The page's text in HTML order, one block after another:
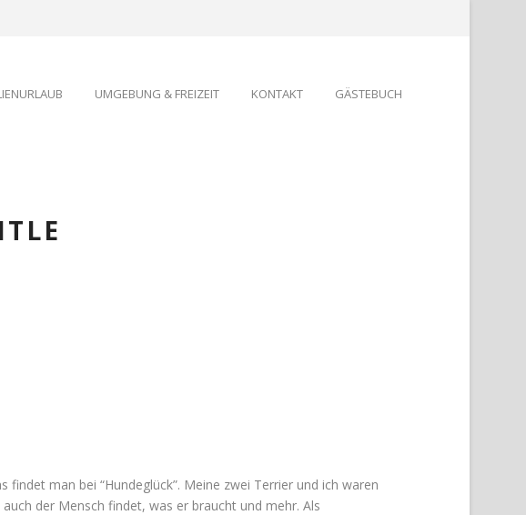
UMGEBUNG & FREIZEIT KONTAKT GÄSTEBUCH
man bei “Hundeglück”. Meine zwei Terrier und ich waren
der Mensch findet, was er braucht und mehr. Als